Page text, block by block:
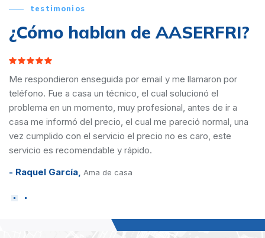
por
el
de ir a
una
este
¿Cómo hablan de
Llamamos a AASERFRI para la instalación de
en una comunidad de viviendas en Almería y
y económicos. Dejando un buen sabor de
propietarios del inmueble como a nosotros
llamamos. Contaremos con ellos de ahora en
Buenas calidad y servicio.
- Sonia Morata,